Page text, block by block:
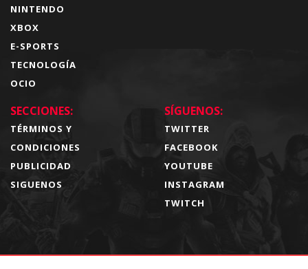
NINTENDO
XBOX
E-SPORTS
TECNOLOGÍA
OCIO
SECCIONES:
TÉRMINOS Y
CONDICIONES
PUBLICIDAD
SIGUENOS
SÍGUENOS:
TWITTER
FACEBOOK
YOUTUBE
INSTAGRAM
TWITCH